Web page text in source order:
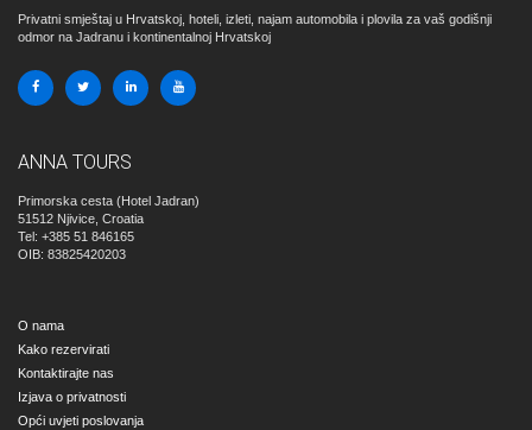
Privatni smještaj u Hrvatskoj, hoteli, izleti, najam automobila i plovila za vaš godišnji
odmor na Jadranu i kontinentalnoj Hrvatskoj
ANNA TOURS
Primorska cesta (Hotel Jadran)
51512 Njivice, Croatia
Tel: +385 51 846165
OIB: 83825420203
O nama
Kako rezervirati
Kontaktirajte nas
Izjava o privatnosti
Opći uvjeti poslovanja